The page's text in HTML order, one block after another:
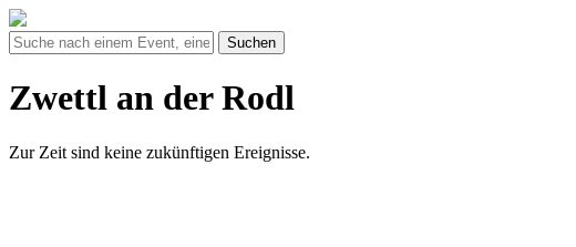
Suchen
Zwettl an der Rodl
Zur Zeit sind keine zukünftigen Ereignisse.